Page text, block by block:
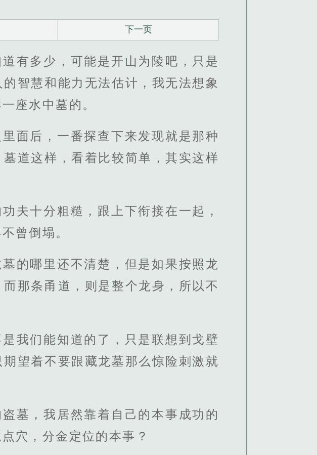
下一页
有多少，可能是开山为陵吧，只是
智慧和能力无法估计，我无法想象
座水中墓的。
面后，一番探查下来发现就是那种
道这样，看着比较简单，其实这样
夫十分粗糙，跟上下衔接在一起，
曾倒塌。
的哪里还不清楚，但是如果按照龙
那条甬道，则是整个龙身，所以不
我们能知道的了，只是联想到戈壁
望着不要跟藏龙墓那么惊险刺激就
墓，我居然靠着自己的本事成功的
穴，分金定位的本事？